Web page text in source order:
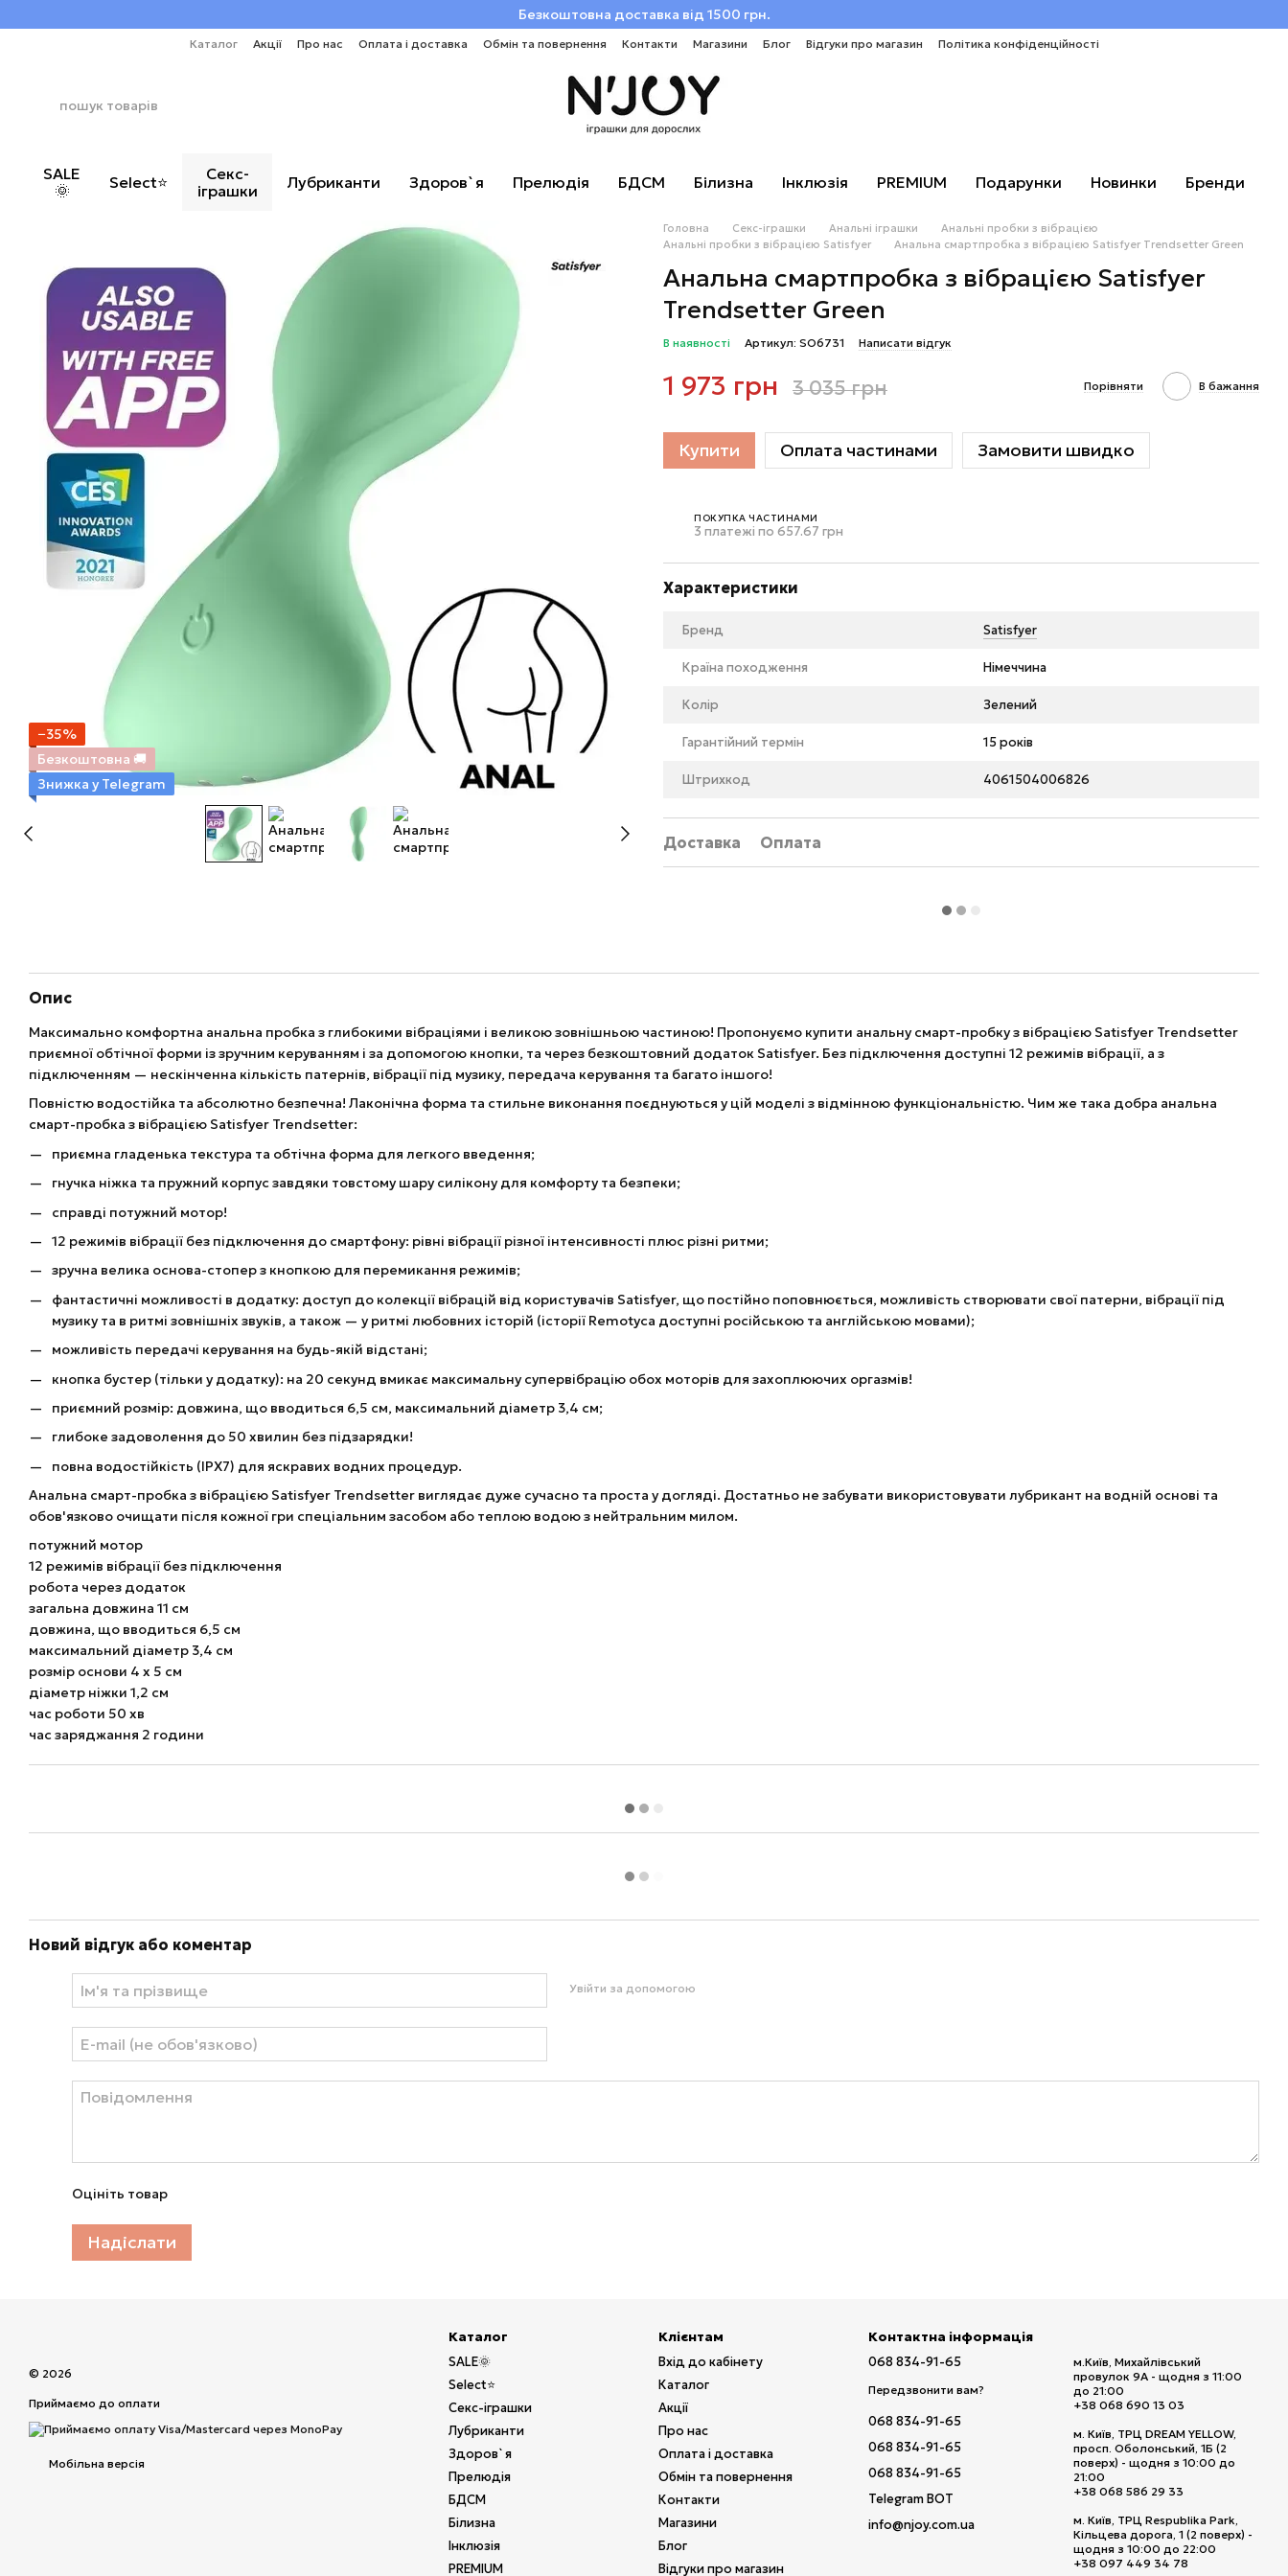
Безкоштовна доставка від 1500 грн.
Каталог Акції Про нас Оплата і доставка Обмін та повернення Контакти Магазини Блог Відгуки про магазин Політика конфіденційності
SALE
🌞
Select⭐
Секс-
іграшки
Лубриканти Здоров`я Прелюдія БДСМ Білизна Інклюзія PREMIUM Подарунки Новинки Бренди
−35%
Безкоштовна 🚚
Знижка у Telegram
Головна Секс-іграшки Анальні іграшки
Анальні пробки з вібрацією
Анальні пробки з вібрацією Satisfyer
Анальна смартпробка з вібрацією Satisfyer Trendsetter Green
Анальна смартпробка з вібрацією Satisfyer
Trendsetter Green
В наявності Артикул: SO6731 Написати відгук
1 973 грн 3 035 грн Порівняти В бажання
Купити Оплата частинами Замовити швидко
ПОКУПКА ЧАСТИНАМИ
3 платежі по 657.67 грн
Характеристики
Бренд Satisfyer
Країна походження Німеччина
Колір Зелений
Гарантійний термін 15 років
Штрихкод 4061504006826
Доставка Оплата
Опис
Максимально комфортна анальна пробка з глибокими вібраціями і великою зовнішньою частиною! Пропонуємо купити анальну смарт-пробку з вібрацією Satisfyer Trendsetter
приємної обтічної форми із зручним керуванням і за допомогою кнопки, та через безкоштовний додаток Satisfyer. Без підключення доступні 12 режимів вібрації, а з
підключенням — нескінченна кількість патернів, вібрації під музику, передача керування та багато іншого!
Повністю водостійка та абсолютно безпечна! Лаконічна форма та стильне виконання поєднуються у цій моделі з відмінною функціональністю. Чим же така добра анальна
смарт-пробка з вібрацією Satisfyer Trendsetter:
приємна гладенька текстура та обтічна форма для легкого введення;
гнучка ніжка та пружний корпус завдяки товстому шару силікону для комфорту та безпеки;
справді потужний мотор!
12 режимів вібрації без підключення до смартфону: рівні вібрації різної інтенсивності плюс різні ритми;
зручна велика основа-стопер з кнопкою для перемикання режимів;
фантастичні можливості в додатку: доступ до колекції вібрацій від користувачів Satisfyer, що постійно поповнюється, можливість створювати свої патерни, вібрації під
музику та в ритмі зовнішніх звуків, а також — у ритмі любовних історій (історії Remotyca доступні російською та англійською мовами);
можливість передачі керування на будь-якій відстані;
кнопка бустер (тільки у додатку): на 20 секунд вмикає максимальну супервібрацію обох моторів для захоплюючих оргазмів!
приємний розмір: довжина, що вводиться 6,5 см, максимальний діаметр 3,4 см;
глибоке задоволення до 50 хвилин без підзарядки!
повна водостійкість (IPX7) для яскравих водних процедур.
Анальна смарт-пробка з вібрацією Satisfyer Trendsetter виглядає дуже сучасно та проста у догляді. Достатньо не забувати використовувати лубрикант на водній основі та
обов'язково очищати після кожної гри спеціальним засобом або теплою водою з нейтральним милом.
потужний мотор
12 режимів вібрації без підключення
робота через додаток
загальна довжина 11 см
довжина, що вводиться 6,5 см
максимальний діаметр 3,4 см
розмір основи 4 х 5 см
діаметр ніжки 1,2 см
час роботи 50 хв
час заряджання 2 години
Новий відгук або коментар
Увійти за допомогою
Оцініть товар
Надіслати
© 2026
Приймаємо до оплати
Мобільна версія
Каталог
SALE🌞
Select⭐
Секс-іграшки
Лубриканти
Здоров`я
Прелюдія
БДСМ
Білизна
Інклюзія
PREMIUM
Клієнтам
Вхід до кабінету
Каталог
Акції
Про нас
Оплата і доставка
Обмін та повернення
Контакти
Магазини
Блог
Відгуки про магазин
Контактна інформація
068 834-91-65
Передзвонити вам?
068 834-91-65
068 834-91-65
068 834-91-65
Telegram BOT
info@njoy.com.ua
м.Київ, Михайлівський
провулок 9А - щодня з 11:00
до 21:00
+38 068 690 13 03
м. Київ, ТРЦ DREAM YELLOW,
просп. Оболонський, 1Б (2
поверх) - щодня з 10:00 до
21:00
+38 068 586 29 33
м. Київ, ТРЦ Respublika Park,
Кільцева дорога, 1 (2 поверх) -
щодня з 10:00 до 22:00
+38 097 449 34 78